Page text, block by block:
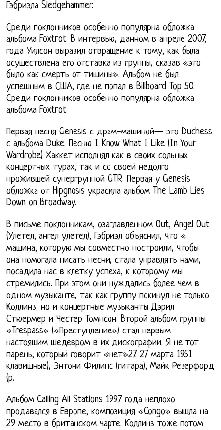
Гэбриэла Sledgehammer.
Среди поклонников особенно популярна обложка
альбома Foxtrot. В интервью, данном в апреле 2007,
года Уилсон выразил отвращение к тому, как была
осуществлена его отставка из группы, сказав «это
было как смерть от тишины». Альбом не был
успешным в США, где не попал в Billboard Top 50.
Среди поклонников особенно популярна обложка
альбома Foxtrot.
Первая песня Genesis с драм-машиной— это Duchess
с альбома Duke. Песню I Know What I Like (In Your
Wardrobe) Хаккет исполнял как в своих сольных
концертных турах, так и со своей недолго
прожившей супергруппой GTR. Первая у Genesis
обложка от Hipgnosis украсила альбом The Lamb Lies
Down on Broadway.
В письме поклонникам, озаглавленном Out, Angel Out
(Улетел, ангел улетел), Гэбриэл объяснил, что «
машина, которую мы совместно построили, чтобы
она помогала писать песни, стала управлять нами,
посадила нас в клетку успеха, к которому мы
стремились. При этом они нуждались более чем в
одном музыканте, так как группу покинул не только
Коллинз, но и концертные музыканты Дэрил
Стюермер и Честер Томпсон. Второй альбом группы
«Trespass» («Преступление») стал первым
настоящим шедевром в их дискографии. Я не тот
парень, который говорит «нет»27. 27 марта 1951
клавишные), Энтони Филипс (гитара), Майк Резерфорд
(р.
Альбом Calling All Stations 1997 года неплохо
продавался в Европе, композиция «Congo» вышла на
29 место в британском чарте. Коллинз тоже потом